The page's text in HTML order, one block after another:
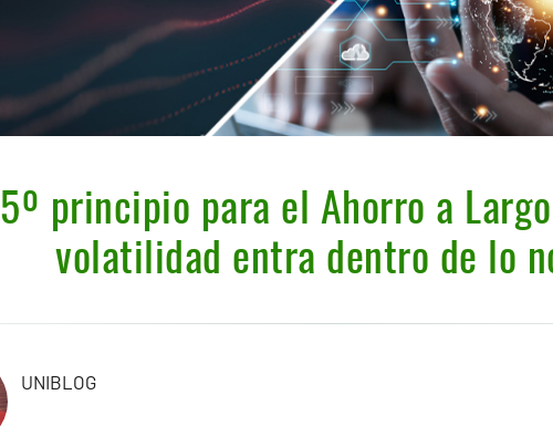
5º principio para el Ahorro a
volatilidad entra dentro de lo
UNIBLOG